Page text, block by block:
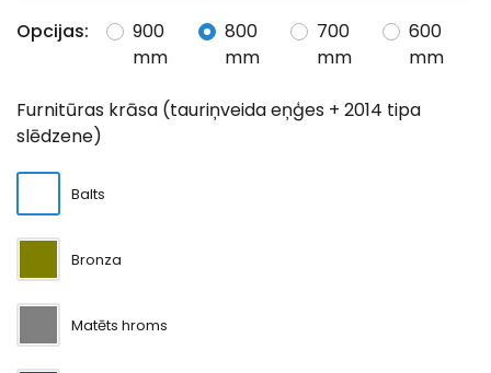
Opcijas:
900
mm
800
mm
700
mm
600
mm
Furnitūras krāsa (tauriņveida eņģes + 2014 tipa
slēdzene)
Balts
Bronza
Matēts hroms